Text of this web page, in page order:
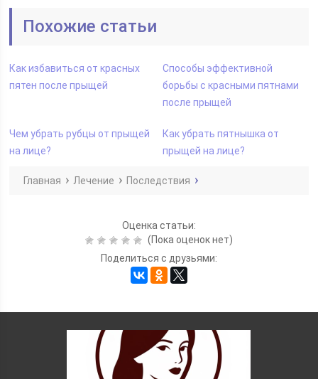
Похожие статьи
Как избавиться от красных
пятен после прыщей
Способы эффективной
борьбы с красными пятнами
после прыщей
Чем убрать рубцы от прыщей
на лице?
Как убрать пятнышка от
прыщей на лице?
Главная Лечение Последствия
Оценка статьи:
(Пока оценок нет)
Поделиться с друзьями: